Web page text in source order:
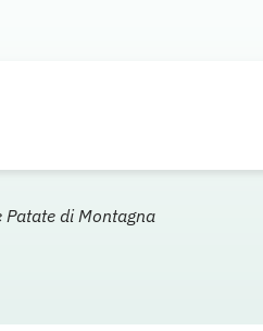
Patate di Montagna